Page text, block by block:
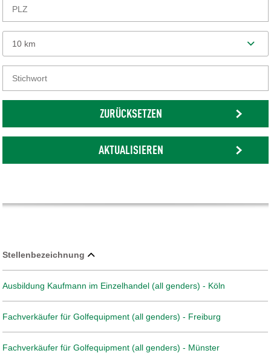
10 km
ZURÜCKSETZEN
AKTUALISIEREN
Stellenbezeichnung
Ausbildung Kaufmann im Einzelhandel (all genders) - Köln
Fachverkäufer für Golfequipment (all genders) - Freiburg
Fachverkäufer für Golfequipment (all genders) - Münster